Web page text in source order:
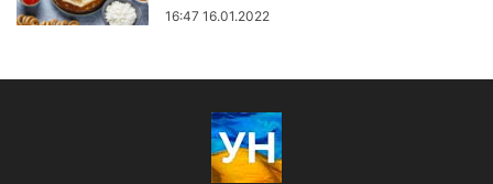
16:47 16.01.2022